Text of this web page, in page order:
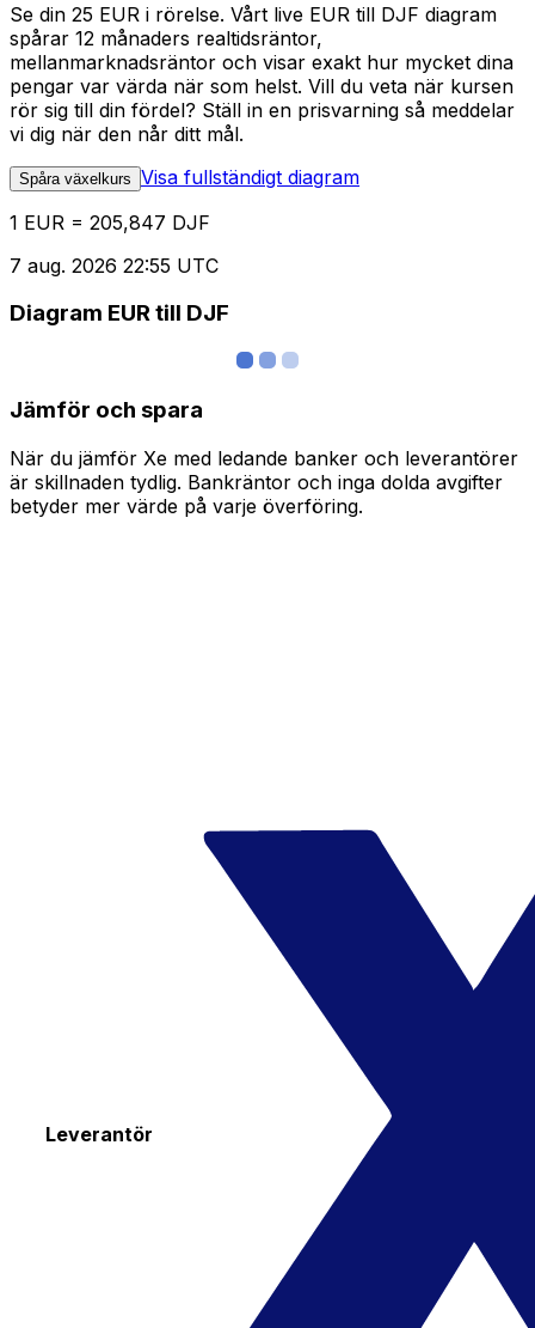
Se din 25 EUR i rörelse. Vårt live EUR till DJF diagram
spårar 12 månaders realtidsräntor,
mellanmarknadsräntor och visar exakt hur mycket dina
pengar var värda när som helst. Vill du veta när kursen
rör sig till din fördel? Ställ in en prisvarning så meddelar
vi dig när den når ditt mål.
Spåra växelkurs Visa fullständigt diagram
1 EUR = 205,847 DJF
7 aug. 2026 22:55 UTC
Diagram EUR till DJF
Jämför och spara
När du jämför Xe med ledande banker och leverantörer
är skillnaden tydlig. Bankräntor och inga dolda avgifter
betyder mer värde på varje överföring.
Leverantör